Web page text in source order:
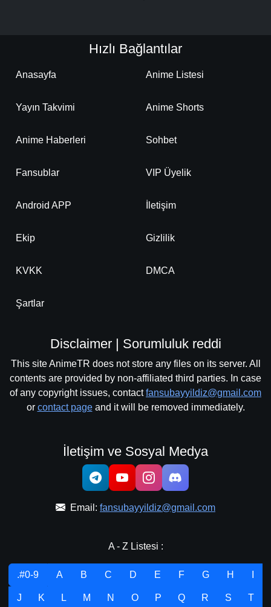
Hızlı Bağlantılar
Anasayfa Anime Listesi
Yayın Takvimi Anime Shorts
Anime Haberleri Sohbet
Fansublar VIP Üyelik
Android APP İletişim
Ekip Gizlilik
KVKK DMCA
Şartlar
Disclaimer | Sorumluluk reddi
This site AnimeTR does not store any files on its server. All
contents are provided by non-affiliated third parties. In case
of any copyright issues, contactfansubayyildiz@gmail.com
or contact pageand it will be removed immediately.
İletişim ve Sosyal Medya
Email: fansubayyildiz@gmail.com
A - Z Listesi :
.#0-9 A B C D E F G H
J K L M N O P Q R S T